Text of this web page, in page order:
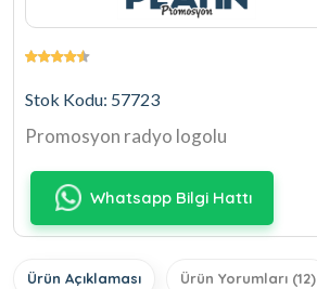
Stok Kodu: 57723
Promosyon radyo logolu
Whatsapp Bilgi Hattı
Ürün Açıklaması Ürün Yorumları (12)